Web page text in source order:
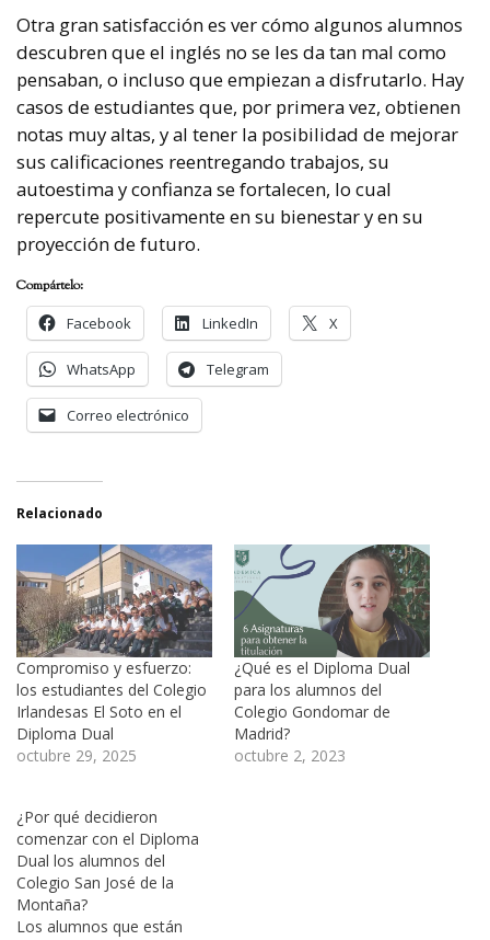
Otra gran satisfacción es ver cómo algunos alumnos
descubren que el inglés no se les da tan mal como
pensaban, o incluso que empiezan a disfrutarlo. Hay
casos de estudiantes que, por primera vez, obtienen
notas muy altas, y al tener la posibilidad de mejorar
sus calificaciones reentregando trabajos, su
autoestima y confianza se fortalecen, lo cual
repercute positivamente en su bienestar y en su
proyección de futuro.
Compártelo:
Facebook
LinkedIn X
WhatsApp Telegram
Correo electrónico
Relacionado
Compromiso y esfuerzo:
los estudiantes del Colegio
Irlandesas El Soto en el
Diploma Dual
octubre 29, 2025
¿Qué es el Diploma Dual
para los alumnos del
Colegio Gondomar de
Madrid?
octubre 2, 2023
¿Por qué decidieron
comenzar con el Diploma
Dual los alumnos del
Colegio San José de la
Montaña?
Los alumnos que están